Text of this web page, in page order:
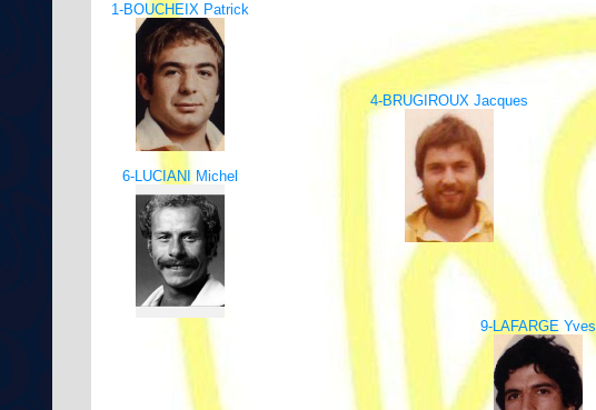
1-BOUCHEIX Patrick
4-BRUGIROUX Jacques
6-LUCIANI Michel
9-LAFARGE Yves